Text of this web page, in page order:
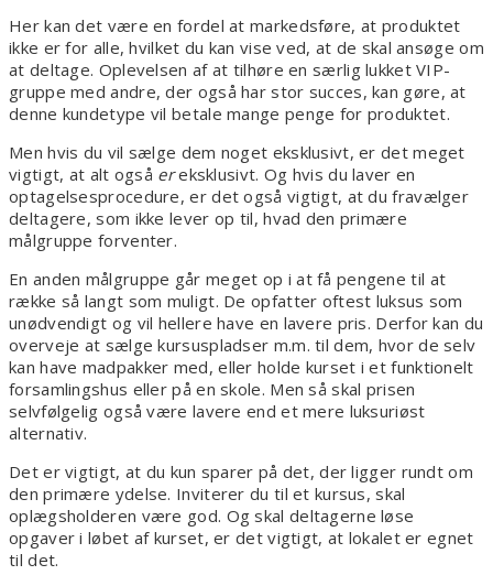
Her kan det være en fordel at markedsføre, at produktet
ikke er for alle, hvilket du kan vise ved, at de skal ansøge om
at deltage. Oplevelsen af at tilhøre en særlig lukket VIP-
gruppe med andre, der også har stor succes, kan gøre, at
denne kundetype vil betale mange penge for produktet.
Men hvis du vil sælge dem noget eksklusivt, er det meget
vigtigt, at alt også ereksklusivt. Og hvis du laver en
optagelsesprocedure, er det også vigtigt, at du fravælger
deltagere, som ikke lever op til, hvad den primære
målgruppe forventer.
En anden målgruppe går meget op i at få pengene til at
række så langt som muligt. De opfatter oftest luksus som
unødvendigt og vil hellere have en lavere pris. Derfor kan du
overveje at sælge kursuspladser m.m. til dem, hvor de selv
kan have madpakker med, eller holde kurset i et funktionelt
forsamlingshus eller på en skole. Men så skal prisen
selvfølgelig også være lavere end et mere luksuriøst
alternativ.
Det er vigtigt, at du kun sparer på det, der ligger rundt om
den primære ydelse. Inviterer du til et kursus, skal
oplægsholderen være god. Og skal deltagerne løse
opgaver i løbet af kurset, er det vigtigt, at lokalet er egnet
til det.